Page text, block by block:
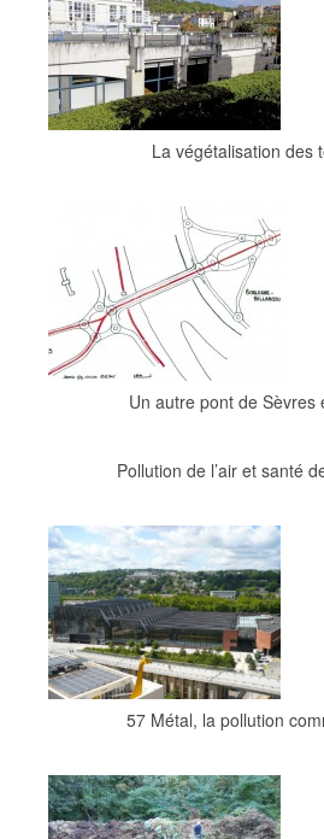
La végétalisation des
Un autre pont de Sèvres
Pollution de l’air et santé
57 Métal, la pollution